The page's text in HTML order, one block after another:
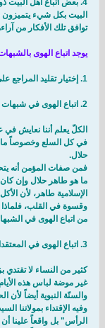
4. بعض أتباع أهل البيت
البيت بكل شيء يتميزون
توافق تلك الأفكار من
يوجد اتباع الهوى
1. إختيار تقليد المراجع على أساس السهولة لا على أساس الأعلمية
2. اتباع الهوى في شبهات في المأكل والمشرب :
الكلّ يعلم أننا نعايش
في كل السلع وخصوصاً ما
حلال.
فمن صفات المؤمن أنه
ما هو طاهر حلال وإن
الإسلامية طاهر، لأن
وقسوة في القلب، فلماذا
من اتباع الهوى في
3. اتباع الهوى في المعتقدات : في اللبس
كثير من النساء لا تقتدي
غير موضة لباس هذه
والسنّة النبوية أيضاً لأن
وفيه الإقتداء بمولاتنا
الرأس" بل واقعاً علينا